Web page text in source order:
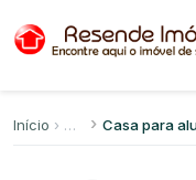
Início Casa para